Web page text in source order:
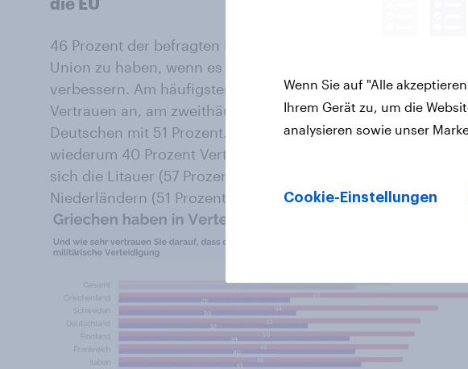
46 Prozent der befragten Europäer geben an, kein Vertrauen
Union zu haben, wenn es darum geht, die militärische
verbessern. Am häufigsten geben die Griechen (67 Prozent)
Vertrauen an, am zweithäufigsten die Schweden (54
Deutschen mit 51 Prozent. Unter den europäischen
wiederum 40 Prozent Vertrauen in die EU in
sich die Litauer (57 Prozent) mit dem häufigsten Vertrauen
Niederländern (51 Prozent).
Wenn Sie auf "Alle
Ihrem Gerät zu, um die
analysieren sowie unser
Cookie-Einstellungen